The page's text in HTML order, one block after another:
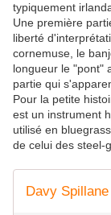
typiquement
Une première
liberté
cornemuse, le
longueur le "pont"
partie qui
Pour la petite
est un instrument
utilisé en
de celui des steel-
Davy